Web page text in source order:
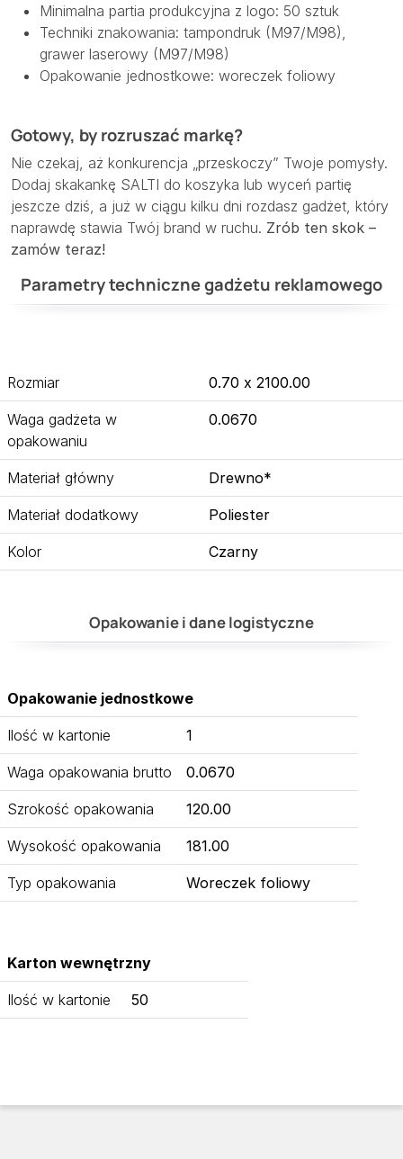
Minimalna partia produkcyjna z logo: 50 sztuk
Techniki znakowania: tampondruk (M97/M98),
grawer laserowy (M97/M98)
Opakowanie jednostkowe: woreczek foliowy
Gotowy, by rozruszać markę?
Nie czekaj, aż konkurencja „przeskoczy” Twoje pomysły.
Dodaj skakankę SALTI do koszyka lub wyceń partię
jeszcze dziś, a już w ciągu kilku dni rozdasz gadżet, który
naprawdę stawia Twój brand w ruchu. Zrób ten skok –
zamów teraz!
Parametry techniczne gadżetu reklamowego
Rozmiar 0.70 x 2100.00
Waga gadżeta w
opakowaniu
0.0670
Materiał główny Drewno*
Materiał dodatkowy Poliester
Kolor Czarny
Opakowanie i dane logistyczne
Opakowanie jednostkowe
Ilość w kartonie 1
Waga opakowania brutto 0.0670
Szrokość opakowania 120.00
Wysokość opakowania 181.00
Typ opakowania Woreczek foliowy
Karton wewnętrzny
Ilość w kartonie 50